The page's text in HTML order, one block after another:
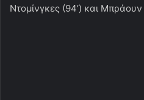
Ντομίνγκες (94’) και Μπράουν